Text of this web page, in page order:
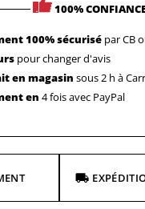
100%
100% sécurisépar CB
pour changer d'avis
en magasin sous 2 h à
en 4 fois avec PayPal